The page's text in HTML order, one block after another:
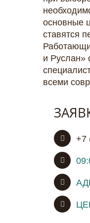
основные
ставятся
и Руслан»
всеми
+7